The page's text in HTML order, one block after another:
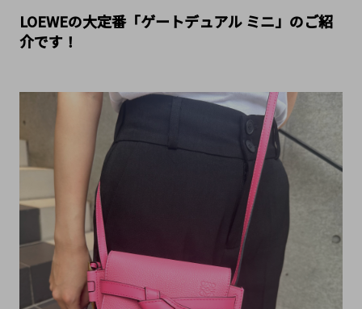
LOEWEの大定番「ゲートデュアル ミニ」のご紹
介です！